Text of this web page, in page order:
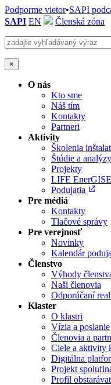
Podporme vietor•SAPI
SAPI EN Členská zóna
×
O nás
Kto sme
Náš tím
Kontakty
Partneri
Aktivity
Školenia
Štúdie a analýzy
Projekty
LIFE EnerGISE
Podujatia
Pre médiá
Kontakty
Tlačové správy
Pre verejnosť
Novinky
Kalendár
Členstvo
Výhody
Naši členovia
Odporúčaní
Klaster
O klastri
Vízia a poslanie
Členovia a
Ciele a aktivity
Digitálna
Projekt
Profil